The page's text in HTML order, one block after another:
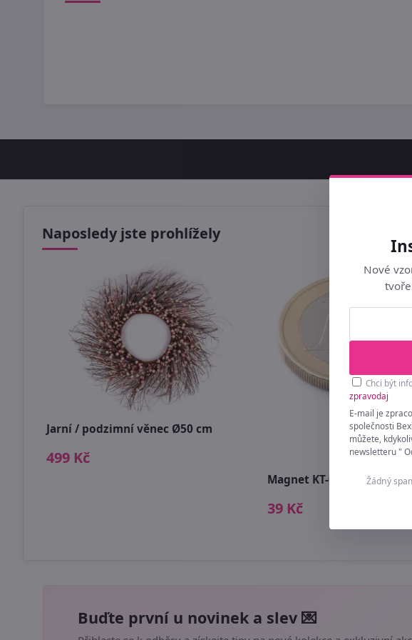
Naposledy jste prohlížely
Jarní / podzimní věnec Ø50 cm
499 Kč
Magnet KT-06-04-E 5 kusů
39 Kč
Buďte první u novinek a slev 💌
Nové
Chci být
zpravodaj
E-mail je
společnosti
můžete,
newsletteru "
Žádný